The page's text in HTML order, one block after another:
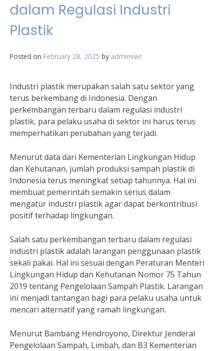
dalam Regulasi Industri
Plastik
Posted on February 28, 2025 by adminvwr
Industri plastik merupakan salah satu sektor yang
terus berkembang di Indonesia. Dengan
perkembangan terbaru dalam regulasi industri
plastik, para pelaku usaha di sektor ini harus terus
memperhatikan perubahan yang terjadi.
Menurut data dari Kementerian Lingkungan Hidup
dan Kehutanan, jumlah produksi sampah plastik di
Indonesia terus meningkat setiap tahunnya. Hal ini
membuat pemerintah semakin serius dalam
mengatur industri plastik agar dapat berkontribusi
positif terhadap lingkungan.
Salah satu perkembangan terbaru dalam regulasi
industri plastik adalah larangan penggunaan plastik
sekali pakai. Hal ini sesuai dengan Peraturan Menteri
Lingkungan Hidup dan Kehutanan Nomor 75 Tahun
2019 tentang Pengelolaan Sampah Plastik. Larangan
ini menjadi tantangan bagi para pelaku usaha untuk
mencari alternatif yang ramah lingkungan.
Menurut Bambang Hendroyono, Direktur Jenderal
Pengelolaan Sampah, Limbah, dan B3 Kementerian